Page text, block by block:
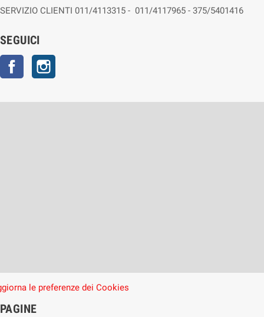
SERVIZIO CLIENTI 011/4113315 - 011/4117965 - 375/5401416
SEGUICI
Facebook
le preferenze dei Cookies
PAGINE